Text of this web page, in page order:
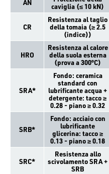
AN
caviglia (≤ 10 kN)
CR
Resistenza al taglio
della tomaia (≥ 2.5
(indice))
HRO
Resistenza al calore
della suola esterna
(prova a 300ºC)
SRA*
Fondo: ceramica
standard con
lubrificante acqua +
detergente: tacco ≥
0.28 - piano ≥ 0.32
SRB*
Fondo: acciaio con
lubrificante
glicerina: tacco ≥
0.13 - piano ≥ 0.18
SRC*
Resistenza allo
scivolamento SRA +
SRB